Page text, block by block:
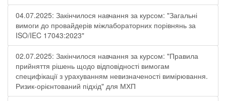
04.07.2025: Закінчилося навчання за курсом: "Загальні
вимоги до провайдерів міжлабораторних порівнянь за
ISO/IEC 17043:2023"
02.07.2025: Закінчилося навчання за курсом: "Правила
прийняття рішень щодо відповідності вимогам
специфікації з урахуванням невизначеності вимірювання.
Ризик-орієнтований підхід" для МХП